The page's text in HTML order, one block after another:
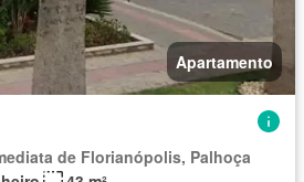
Apartamento
de Florianópolis, Palhoça